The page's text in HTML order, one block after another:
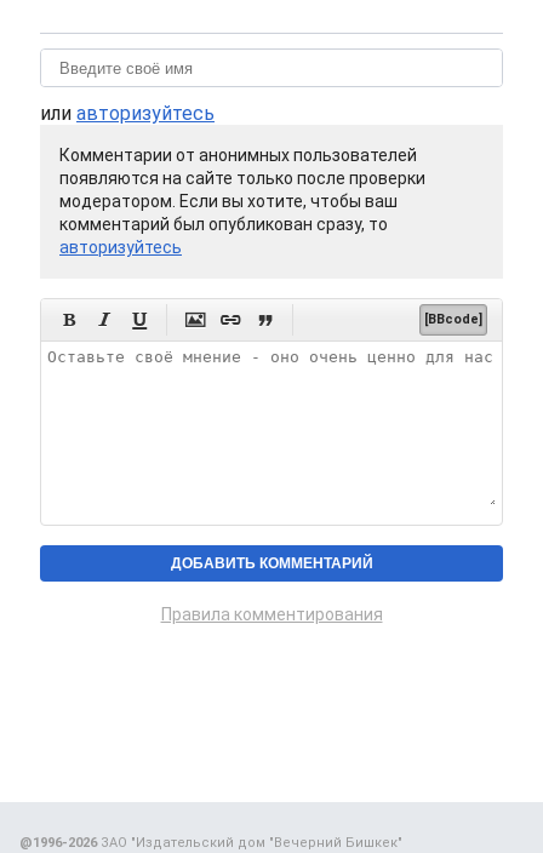
или авторизуйтесь
Комментарии от анонимных пользователей
появляются на сайте только после проверки
модератором. Если вы хотите, чтобы ваш
комментарий был опубликован сразу, то
авторизуйтесь
      [BBcode]
Правила комментирования
@1996-2026ЗАО "Издательский дом "Вечерний Бишкек"